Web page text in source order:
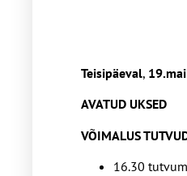
Teisipäeval,
AVATUD UKSED
VÕIMALUS
16.30